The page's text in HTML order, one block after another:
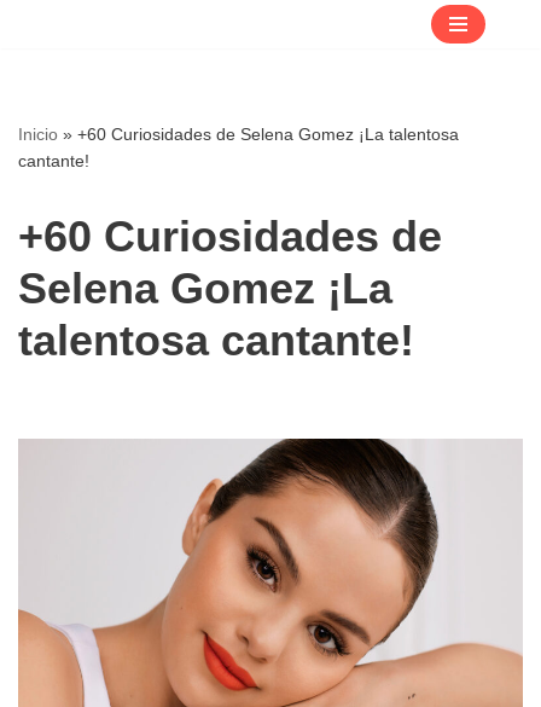
Inicio » +60 Curiosidades de Selena Gomez ¡La talentosa
cantante!
+60 Curiosidades de
Selena Gomez ¡La
talentosa cantante!